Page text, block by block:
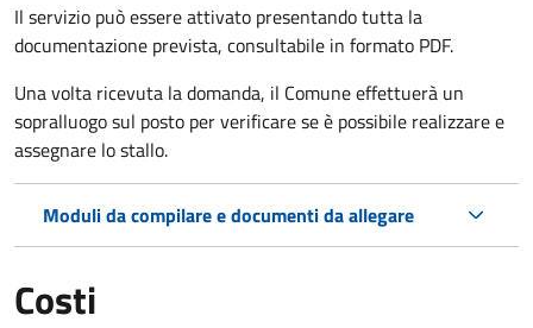
Il servizio può essere attivato presentando tutta la
documentazione prevista, consultabile in formato PDF.
Una volta ricevuta la domanda, il Comune effettuerà un
sopralluogo sul posto per verificare se è possibile realizzare e
assegnare lo stallo.
Moduli da compilare e documenti da allegare
Costi